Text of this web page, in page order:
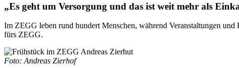
„Es geht um Versorgung und das ist weit mehr als
Im ZEGG leben rund hundert Menschen, während Veranstaltungen
fürs ZEGG.
Foto: Andreas Zierhof